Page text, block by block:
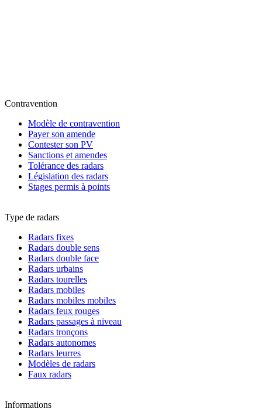
Contravention
Modèle de contravention
Payer son amende
Contester son PV
Sanctions et amendes
Tolérance des radars
Législation des radars
Stages permis à points
Type de radars
Radars fixes
Radars double sens
Radars double face
Radars urbains
Radars tourelles
Radars mobiles
Radars mobiles mobiles
Radars feux rouges
Radars passages à niveau
Radars tronçons
Radars autonomes
Radars leurres
Modèles de radars
Faux radars
Informations